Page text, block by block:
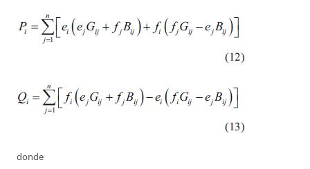
donde